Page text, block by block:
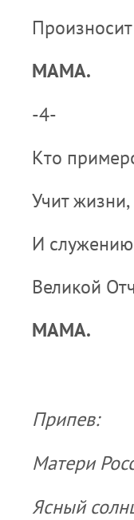
МАМА.
-4-
Кто
Учит жизни,
И
Великой
МАМА.
Припев:
Матери
Ясный